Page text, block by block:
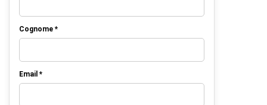
Cognome *
Email *